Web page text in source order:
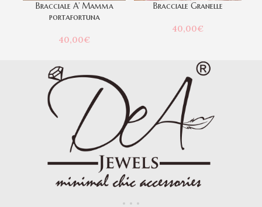
Bracciale A’ Mamma
portafortuna
40,00€
Bracciale Granelle
40,00€